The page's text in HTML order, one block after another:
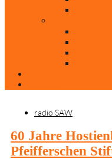
radio SAW
60 Jahre
Pfeifferschen